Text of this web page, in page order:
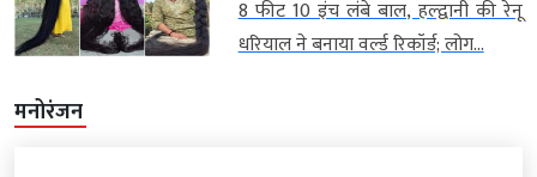
8 फीट 10 इंच लंबे बाल, हल्द्वानी की रेनू
धरियाल ने बनाया वर्ल्ड रिकॉर्ड; लोग...
मनोरंजन